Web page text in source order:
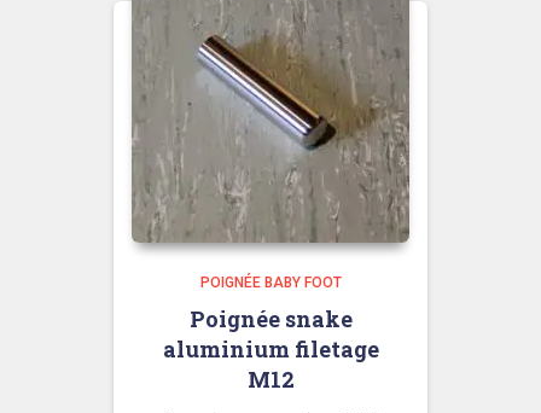
POIGNÉE BABY FOOT
Poignée snake
aluminium filetage
M12